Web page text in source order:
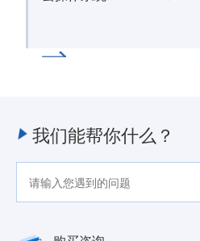
我们能帮你什么？